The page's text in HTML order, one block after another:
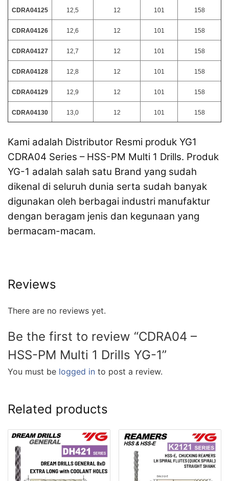
CDRA04125 12,5 12 101 158
CDRA04126 12,6 12 101 158
CDRA04127 12,7 12 101 158
CDRA04128 12,8 12 101 158
CDRA04129 12,9 12 101 158
CDRA04130 13,0 12 101 158
Kami adalah Distributor Resmi produk YG1
CDRA04 Series – HSS-PM Multi 1 Drills. Produk
YG-1 adalah salah satu Brand yang sudah
dikenal di seluruh dunia serta sudah banyak
digunakan oleh berbagai industri manufaktur
dengan beragam jenis dan kegunaan yang
bermacam-macam.
Reviews
There are no reviews yet.
Be the first to review “CDRA04 –
HSS-PM Multi 1 Drills YG-1”
You must be logged in to post a review.
Related products